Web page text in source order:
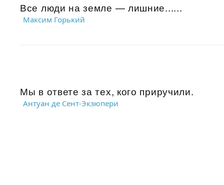
Все люди на земле — лишние......
Максим Горький
Мы в ответе за тех, кого приручили.
Антуан де Сент-Экзюпери